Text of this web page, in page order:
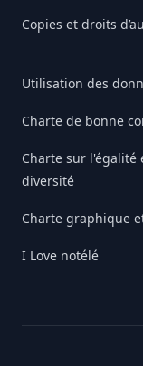
Copies et droits
Utilisation des
Charte de bonne
Charte sur l'égalité
diversité
Charte graphique
I Love notélé